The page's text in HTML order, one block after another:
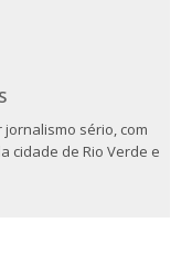
sério, com
cidade de Rio Verde e